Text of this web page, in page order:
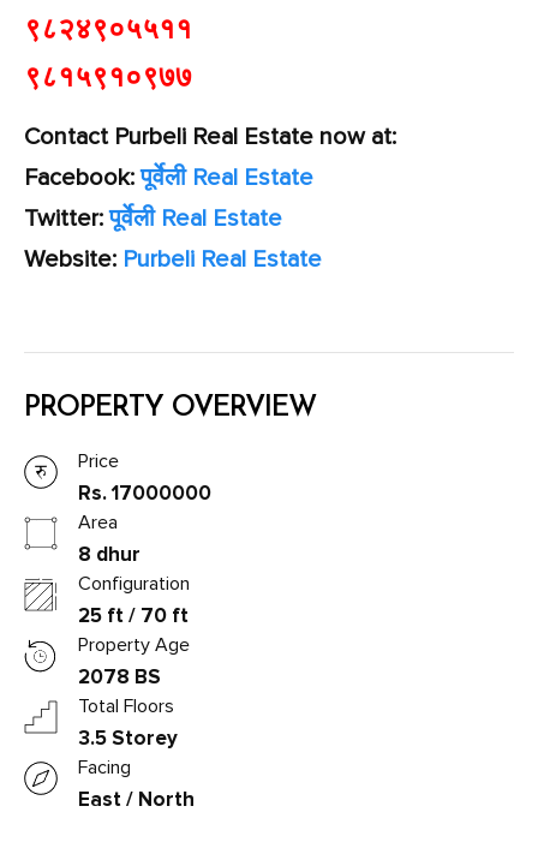
९८२४९०५५११
९८१५९१०९७७
Contact Purbeli Real Estate now at:
Facebook:पूर्वेली Real Estate
Twitter:पूर्वेली Real Estate
Website: Purbeli Real Estate
PROPERTY OVERVIEW
Price
Rs. 17000000
Area
8 dhur
Configuration
25 ft / 70 ft
Property Age
2078 BS
Total Floors
3.5 Storey
Facing
East / North